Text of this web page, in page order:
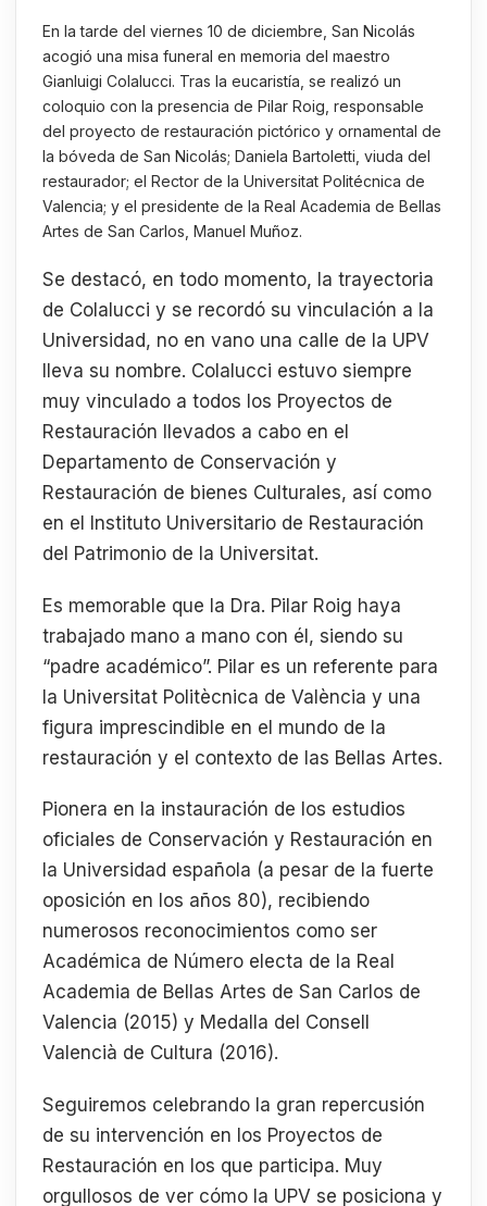
En la tarde del viernes 10 de diciembre, San Nicolás
acogió una misa funeral en memoria del maestro
Gianluigi Colalucci. Tras la eucaristía, se realizó un
coloquio con la presencia de Pilar Roig, responsable
del proyecto de restauración pictórico y ornamental de
la bóveda de San Nicolás; Daniela Bartoletti, viuda del
restaurador; el Rector de la Universitat Politécnica de
Valencia; y el presidente de la Real Academia de Bellas
Artes de San Carlos, Manuel Muñoz.
Se destacó, en todo momento, la trayectoria
de Colalucci y se recordó su vinculación a la
Universidad, no en vano una calle de la UPV
lleva su nombre. Colalucci estuvo siempre
muy vinculado a todos los Proyectos de
Restauración llevados a cabo en el
Departamento de Conservación y
Restauración de bienes Culturales, así como
en el Instituto Universitario de Restauración
del Patrimonio de la Universitat.
Es memorable que la Dra. Pilar Roig haya
trabajado mano a mano con él, siendo su
“padre académico”. Pilar es un referente para
la Universitat Politècnica de València y una
figura imprescindible en el mundo de la
restauración y el contexto de las Bellas Artes.
Pionera en la instauración de los estudios
oficiales de Conservación y Restauración en
la Universidad española (a pesar de la fuerte
oposición en los años 80), recibiendo
numerosos reconocimientos como ser
Académica de Número electa de la Real
Academia de Bellas Artes de San Carlos de
Valencia (2015) y Medalla del Consell
Valencià de Cultura (2016).
Seguiremos celebrando la gran repercusión
de su intervención en los Proyectos de
Restauración en los que participa. Muy
orgullosos de ver cómo la UPV se posiciona y